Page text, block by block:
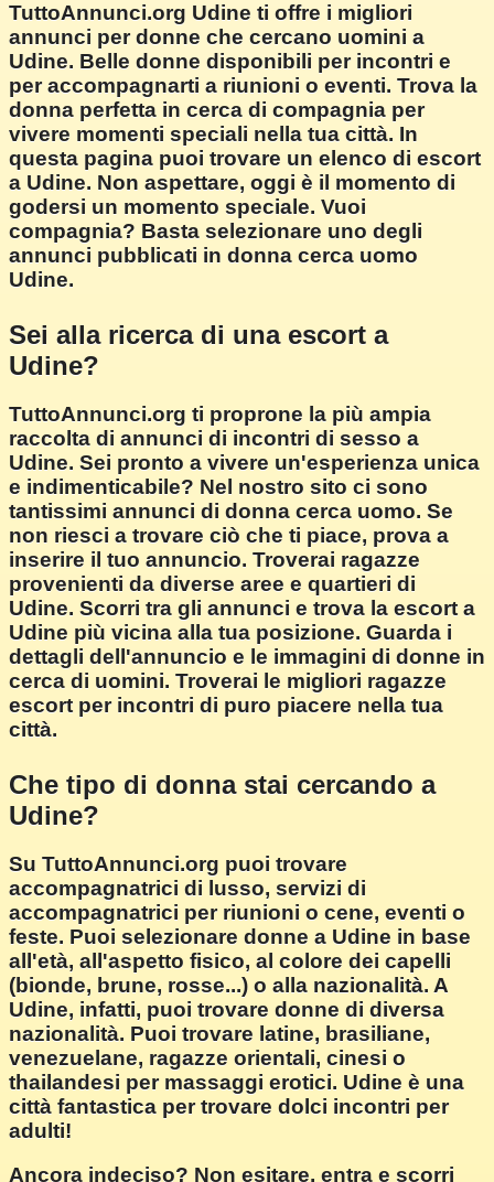
TuttoAnnunci.org Udine ti offre i migliori
annunci per donne che cercano uomini a
Udine. Belle donne disponibili per incontri e
per accompagnarti a riunioni o eventi. Trova la
donna perfetta in cerca di compagnia per
vivere momenti speciali nella tua città. In
questa pagina puoi trovare un elenco di escort
a Udine. Non aspettare, oggi è il momento di
godersi un momento speciale. Vuoi
compagnia? Basta selezionare uno degli
annunci pubblicati in donna cerca uomo
Udine.
Sei alla ricerca di una escort a
Udine?
TuttoAnnunci.org ti proprone la più ampia
raccolta di annunci di incontri di sesso a
Udine. Sei pronto a vivere un'esperienza unica
e indimenticabile? Nel nostro sito ci sono
tantissimi annunci di donna cerca uomo. Se
non riesci a trovare ciò che ti piace, prova a
inserire il tuo annuncio. Troverai ragazze
provenienti da diverse aree e quartieri di
Udine. Scorri tra gli annunci e trova la escort a
Udine più vicina alla tua posizione. Guarda i
dettagli dell'annuncio e le immagini di donne in
cerca di uomini. Troverai le migliori ragazze
escort per incontri di puro piacere nella tua
città.
Che tipo di donna stai cercando a
Udine?
Su TuttoAnnunci.org puoi trovare
accompagnatrici di lusso, servizi di
accompagnatrici per riunioni o cene, eventi o
feste. Puoi selezionare donne a Udine in base
all'età, all'aspetto fisico, al colore dei capelli
(bionde, brune, rosse...) o alla nazionalità. A
Udine, infatti, puoi trovare donne di diversa
nazionalità. Puoi trovare latine, brasiliane,
venezuelane, ragazze orientali, cinesi o
thailandesi per massaggi erotici. Udine è una
città fantastica per trovare dolci incontri per
adulti!
Ancora indeciso? Non esitare, entra e scorri